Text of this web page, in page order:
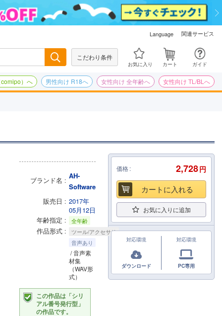
Language 関連サービス
こだわり条件
お気に入り カート ガイド
）へ 男性向け R18へ 女性向け 全年齢へ 女性向け TL/BLへ
ブランド名
AH-
Software
販売日
2017年
05月12日
年齢指定
全年齢
作品形式
ツール/アクセサリ
音声あり
/ 音声素
材集
（WAV形
式）
この作品は「シリ
アル番号発行型」
の作品です。
価格 2,728円
カートに入れる
お気に入りに追加
対応環境
ダウンロード
対応環境
PC専用